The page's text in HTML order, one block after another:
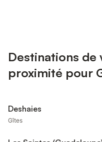
Destinations de
proximité pour
Deshaies
Gîtes